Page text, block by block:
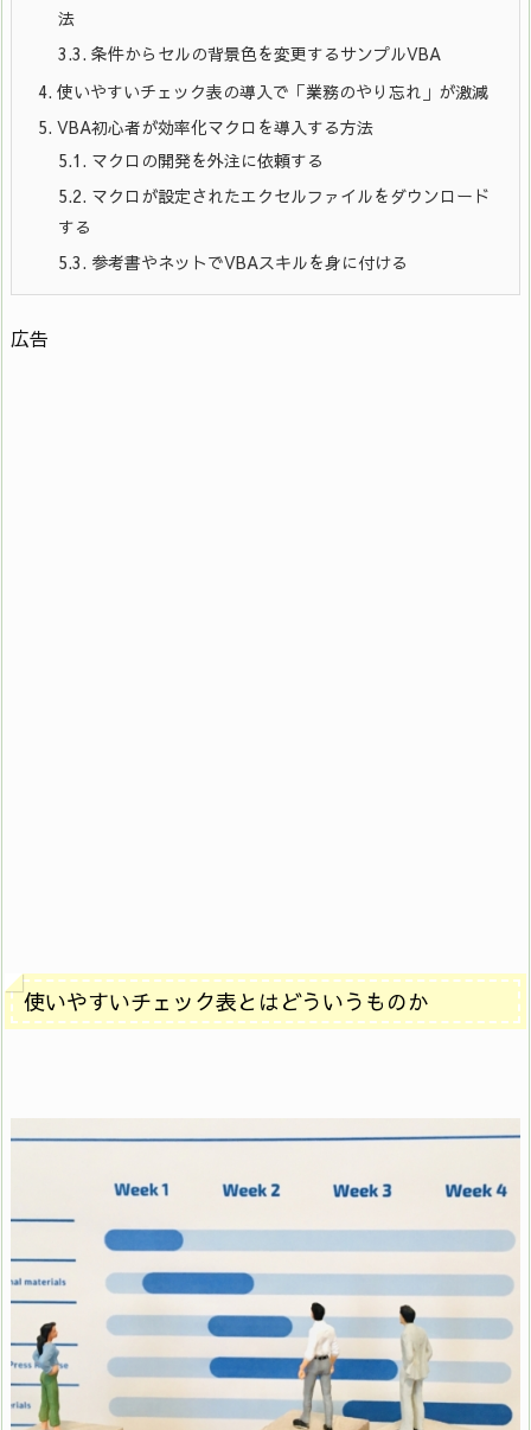
法
3.3. 条件からセルの背景色を変更するサンプルVBA
4. 使いやすいチェック表の導入で「業務のやり忘れ」が激減
5. VBA初心者が効率化マクロを導入する方法
5.1. マクロの開発を外注に依頼する
5.2. マクロが設定されたエクセルファイルをダウンロード
する
5.3. 参考書やネットでVBAスキルを身に付ける
広告
使いやすいチェック表とはどういうものか